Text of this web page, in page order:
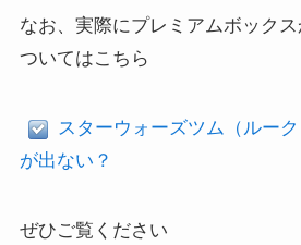
なお、実際にプレミアムボック
ついてはこちら
スターウォーズツム（ルーク
が出ない？
ぜひご覧ください